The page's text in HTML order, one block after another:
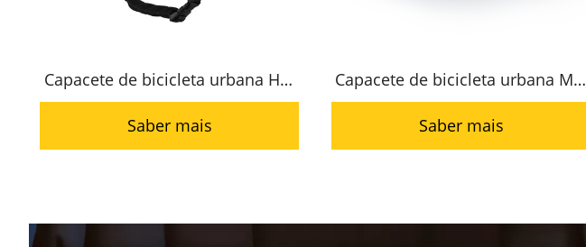
Capacete de bicicleta urbana HC-
007 Capacete de estrada
Saber mais
Capacete de bicicleta urbana MS-
001 Capacete de estrada
Saber mais